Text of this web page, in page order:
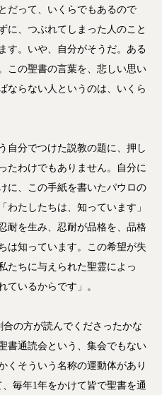
だって、いくらでもあるので
に、つぶれてしまった人のこと
す。いや、自分がそうだ。ある
この聖書の言葉を、悲しい思い
ならない人というのは、いくら
自分でつけた説教の題に、押し
たわけでもありません。自分に
に、この手紙を書いたパウロの
わたしたちは、知っています」
耐を生み、忍耐が品格を、品格
は知っています。この希望が失
たちに与えられた聖霊によっ
ているからです」。
の方が読んでくださったかな
通読会という、集会でもない
くそういう名称の運動体があり
毎年1年をかけて皆で聖書を通